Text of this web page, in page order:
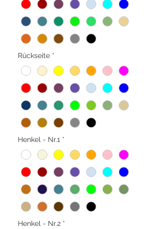
Rückseite *
Henkel - Nr.1 *
Henkel - Nr.2 *